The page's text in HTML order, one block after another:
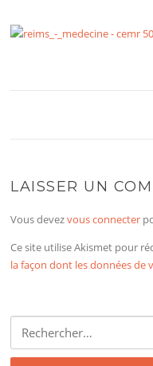
LAISSER UN
Vous devezvous connecter
Ce site utilise Akismet pour
la façon dont les données de